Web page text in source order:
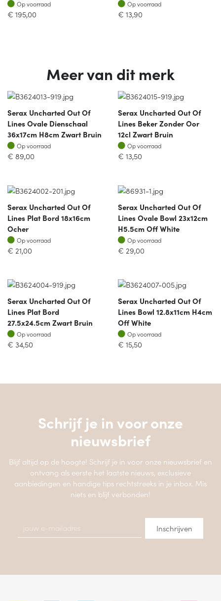
Op voorraad
€ 195,00
Op voorraad
€ 13,90
Meer van dit merk
Serax Uncharted Out Of
Lines Ovale Dienschaal
36x17cm H8cm Zwart Bruin
Op voorraad
Op voorraad
€ 89,00
Serax Uncharted Out Of
Lines Beker Zonder Oor
12cl Zwart Bruin
Op voorraad
Op voorraad
€ 13,50
Serax Uncharted Out Of
Lines Plat Bord 18x16cm
Ocher
Op voorraad
Op voorraad
€ 21,00
Serax Uncharted Out Of
Lines Ovale Bowl 23x12cm
H5.5cm Off White
Op voorraad
Op voorraad
€ 29,00
Serax Uncharted Out Of
Lines Plat Bord
27.5x24.5cm Zwart Bruin
Op voorraad
Op voorraad
€ 34,50
Serax Uncharted Out Of
Lines Bowl 12.8x11cm H4cm
Off White
Op voorraad
Op voorraad
€ 15,50
Schrijf je in voor onze
nieuwsbrief
Blijf altijd op de hoogte! Schrijf je in voor onze nieuwsbrief en
ontvang als eerste het laatste nieuws, exclusieve
aanbiedingen en handige tips rechtstreeks in je inbox. Mis
niets en blijf verbonden!